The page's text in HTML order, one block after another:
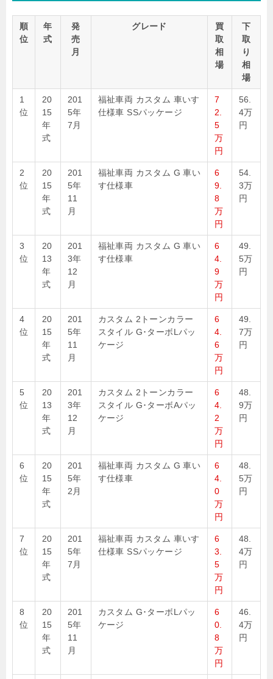
順
位
年
式
発
売
月
グレード
買
取
相
場
下
取
り
相
場
1
位
20
15
年
式
201
5年
7月
福祉車両 カスタム 車いす
仕様車 SSパッケージ
7
2.
5
万
円
56.
4万
円
2
位
20
15
年
式
201
5年
11
月
福祉車両 カスタム G 車い
す仕様車
6
9.
8
万
円
54.
3万
円
3
位
20
13
年
式
201
3年
12
月
福祉車両 カスタム G 車い
す仕様車
6
4.
9
万
円
49.
5万
円
4
位
20
15
年
式
201
5年
11
月
カスタム 2トーンカラー
スタイル G･ターボLパッ
ケージ
6
4.
6
万
円
49.
7万
円
5
位
20
13
年
式
201
3年
12
月
カスタム 2トーンカラー
スタイル G･ターボAパッ
ケージ
6
4.
2
万
円
48.
9万
円
6
位
20
15
年
式
201
5年
2月
福祉車両 カスタム G 車い
す仕様車
6
4.
0
万
円
48.
5万
円
7
位
20
15
年
式
201
5年
7月
福祉車両 カスタム 車いす
仕様車 SSパッケージ
6
3.
5
万
円
48.
4万
円
8
位
20
15
年
式
201
5年
11
月
カスタム G･ターボLパッ
ケージ
6
0.
8
万
円
46.
4万
円